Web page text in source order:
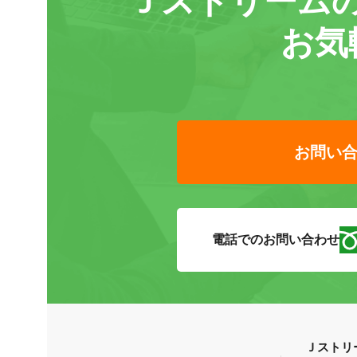
お
お問い
電話でのお問い合わせ
Ｊスト